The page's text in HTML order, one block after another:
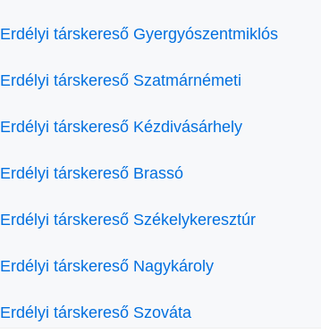
Erdélyi társkereső Gyergyószentmiklós
Erdélyi társkereső Szatmárnémeti
Erdélyi társkereső Kézdivásárhely
Erdélyi társkereső Brassó
Erdélyi társkereső Székelykeresztúr
Erdélyi társkereső Nagykároly
Erdélyi társkereső Szováta